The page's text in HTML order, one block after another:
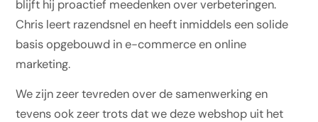
blijft hij proactief meedenken over verbeteringen.
Chris leert razendsnel en heeft inmiddels een solide
basis opgebouwd in e-commerce en online
marketing.
We zijn zeer tevreden over de samenwerking en
tevens ook zeer trots dat we deze webshop uit het